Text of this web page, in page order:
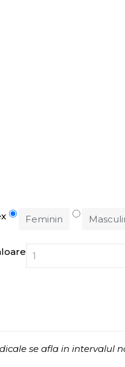
Feminin
se afla in intervalul